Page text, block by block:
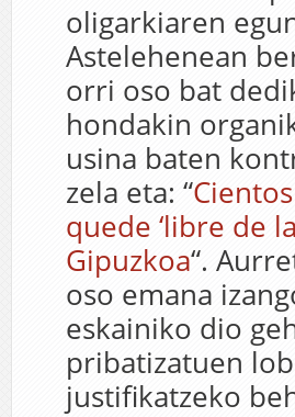
oligarkiaren
Astelehenean
orri oso bat
hondakin
usina baten
zela eta: “
quede ‘libre de
Gipuzkoa“.
oso emana
eskainiko dio
pribatizatuen
justifikatzeko